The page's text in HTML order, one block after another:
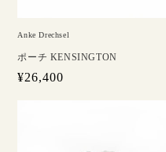
Anke Drechsel
ポーチ KENSINGTON
通
¥26,400